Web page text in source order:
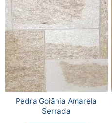
Pedra Goiânia Amarela
Serrada